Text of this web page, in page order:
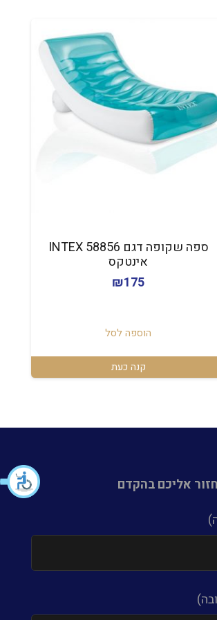
ספה שקופה דגם 58856 INTEX
אינטקס
₪175
הוספה לסל
קנה כעת
אליכם בהקדם